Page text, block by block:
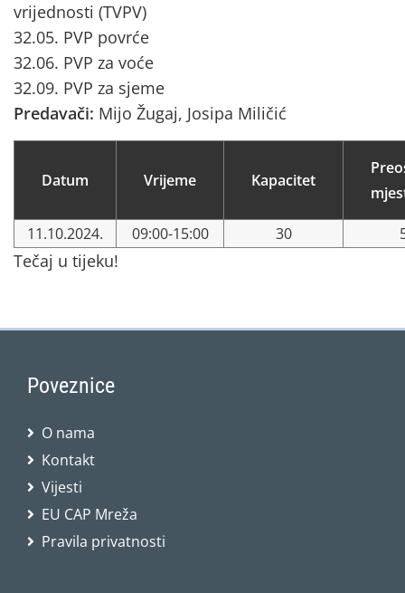
vrijednosti (TVPV)
32.05. PVP povrće
32.06. PVP za voće
32.09. PVP za sjeme
Predavači: Mijo Žugaj, Josipa Miličić
Datum Vrijeme Kapacitet
11.10.2024. 09:00-15:00 30
Tečaj u tijeku!
Poveznice
O nama
Kontakt
Vijesti
EU CAP Mreža
Pravila privatnosti